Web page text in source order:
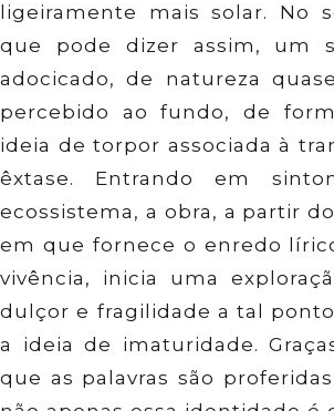
ligeiramente mais solar. No
que pode dizer assim, um
adocicado, de natureza
percebido ao fundo, de
ideia de torpor associada à
êxtase. Entrando em
ecossistema, a obra, a partir
em que fornece o enredo
vivência, inicia uma
dulçor e fragilidade a tal
a ideia de imaturidade.
que as palavras são